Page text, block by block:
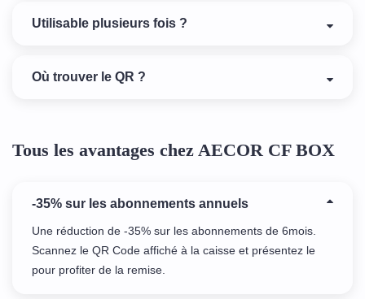
Utilisable plusieurs fois ?
Où trouver le QR ?
Tous les avantages chez AECOR CF BOX
-35% sur les abonnements annuels
Une réduction de -35% sur les abonnements de 6mois.
Scannez le QR Code affiché à la caisse et présentez le
pour profiter de la remise.